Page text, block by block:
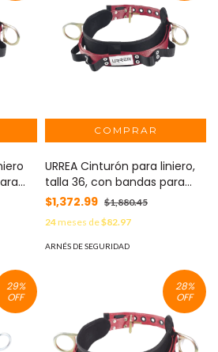
URREA Cinturón para liniero,
talla 36, con bandas para
porta herramientas y dos
anillos tipo D. MOD:
SYSUSC01C
$1,372.99 $1,880.45
24meses de$82.97
ARNÉS DE SEGURIDAD
29%
OFF
28%
OFF